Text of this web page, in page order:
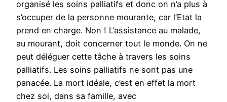
organisé les soins palliatifs et donc on n’a plus à
s’occuper de la personne mourante, car l’Etat la
prend en charge. Non ! L’assistance au malade,
au mourant, doit concerner tout le monde. On ne
peut déléguer cette tâche à travers les soins
palliatifs. Les soins palliatifs ne sont pas une
panacée. La mort idéale, c’est en effet la mort
chez soi, dans sa famille, avec